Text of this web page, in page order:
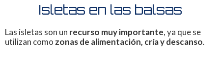
Isletas en las balsas
Las isletas son un recurso muy importante, ya que se
utilizan como zonas de alimentación, cría y descanso.